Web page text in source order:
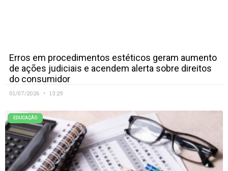
Erros em procedimentos estéticos geram aumento
de ações judiciais e acendem alerta sobre direitos
do consumidor
01/07/2026 13:29
EDUCAÇÃO